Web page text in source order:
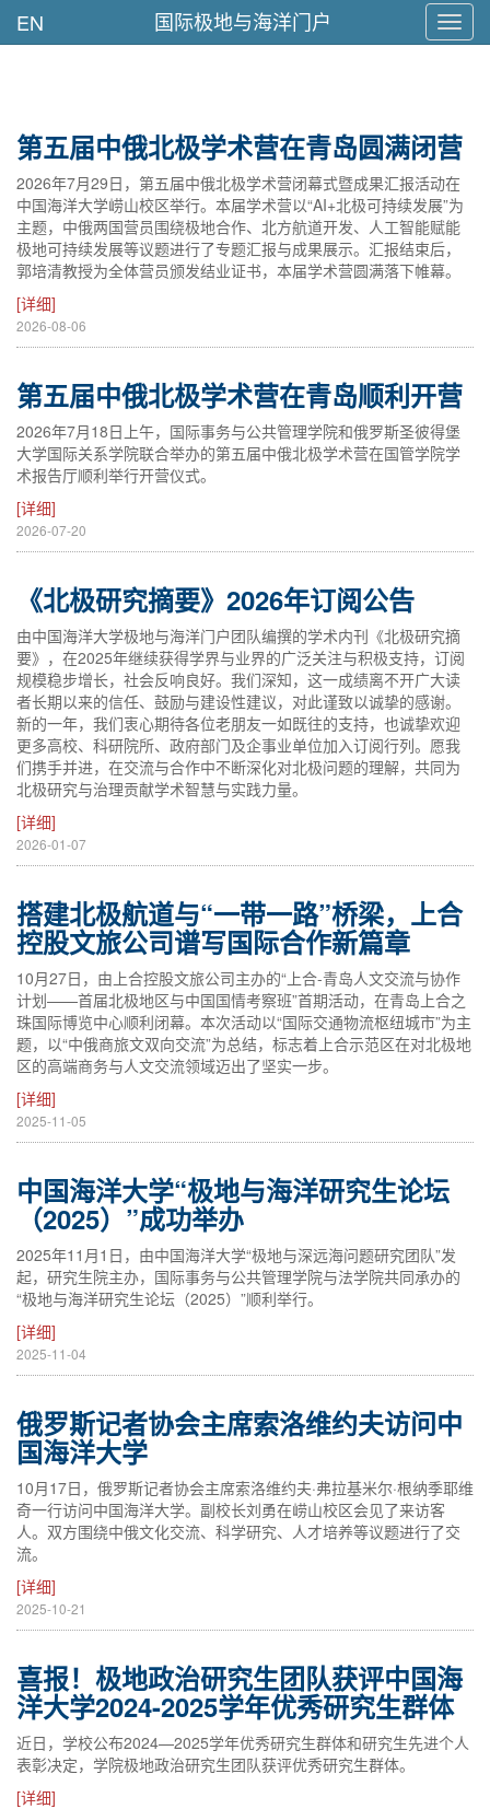
EN 国际极地与海洋门户
第五届中俄北极学术营在青岛圆满闭营
2026年7月29日，第五届中俄北极学术营闭幕式暨成果汇报活动在
中国海洋大学崂山校区举行。本届学术营以“AI+北极可持续发展”为
主题，中俄两国营员围绕极地合作、北方航道开发、人工智能赋能
极地可持续发展等议题进行了专题汇报与成果展示。汇报结束后，
郭培清教授为全体营员颁发结业证书，本届学术营圆满落下帷幕。
[详细]
2026-08-06
第五届中俄北极学术营在青岛顺利开营
2026年7月18日上午，国际事务与公共管理学院和俄罗斯圣彼得堡
大学国际关系学院联合举办的第五届中俄北极学术营在国管学院学
术报告厅顺利举行开营仪式。
[详细]
2026-07-20
《北极研究摘要》2026年订阅公告
由中国海洋大学极地与海洋门户团队编撰的学术内刊《北极研究摘
要》，在2025年继续获得学界与业界的广泛关注与积极支持，订阅
规模稳步增长，社会反响良好。我们深知，这一成绩离不开广大读
者长期以来的信任、鼓励与建设性建议，对此谨致以诚挚的感谢。
新的一年，我们衷心期待各位老朋友一如既往的支持，也诚挚欢迎
更多高校、科研院所、政府部门及企事业单位加入订阅行列。愿我
们携手并进，在交流与合作中不断深化对北极问题的理解，共同为
北极研究与治理贡献学术智慧与实践力量。
[详细]
2026-01-07
搭建北极航道与“一带一路”桥梁，上合
控股文旅公司谱写国际合作新篇章
10月27日，由上合控股文旅公司主办的“上合-青岛人文交流与协作
计划——首届北极地区与中国国情考察班”首期活动，在青岛上合之
珠国际博览中心顺利闭幕。本次活动以“国际交通物流枢纽城市”为主
题，以“中俄商旅文双向交流”为总结，标志着上合示范区在对北极地
区的高端商务与人文交流领域迈出了坚实一步。
[详细]
2025-11-05
中国海洋大学“极地与海洋研究生论坛
（2025）”成功举办
2025年11月1日，由中国海洋大学“极地与深远海问题研究团队”发
起，研究生院主办，国际事务与公共管理学院与法学院共同承办的
“极地与海洋研究生论坛（2025）”顺利举行。
[详细]
2025-11-04
俄罗斯记者协会主席索洛维约夫访问中
国海洋大学
10月17日，俄罗斯记者协会主席索洛维约夫·弗拉基米尔·根纳季耶维
奇一行访问中国海洋大学。副校长刘勇在崂山校区会见了来访客
人。双方围绕中俄文化交流、科学研究、人才培养等议题进行了交
流。
[详细]
2025-10-21
喜报！极地政治研究生团队获评中国海
洋大学2024-2025学年优秀研究生群体
近日，学校公布2024—2025学年优秀研究生群体和研究生先进个人
表彰决定，学院极地政治研究生团队获评优秀研究生群体。
[详细]